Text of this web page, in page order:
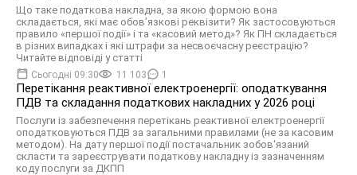
Що таке податкова накладна, за якою формою вона
складається, які має обов’язкові реквізити? Як застосовуються
правило «першої події» і та «касовий метод»? Як ПН складається
в різних випадках і які штрафи за несвоєчасну реєстрацію?
Читайте відповіді у статті
Сьогодні 09:30 11 103 1
Перетікання реактивної електроенергії: оподаткування
ПДВ та складання податкових накладних у 2026 році
Послуги із забезпечення перетікань реактивної електроенергії
оподатковуються ПДВ за загальними правилами (не за касовим
методом). На дату першої події постачальник зобов'язаний
скласти та зареєструвати податкову накладну із зазначенням
коду послуги за ДКПП